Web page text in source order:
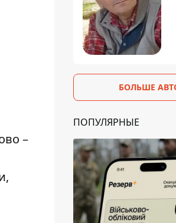
–
БОЛЬШЕ
ПОПУЛЯРНЫЕ